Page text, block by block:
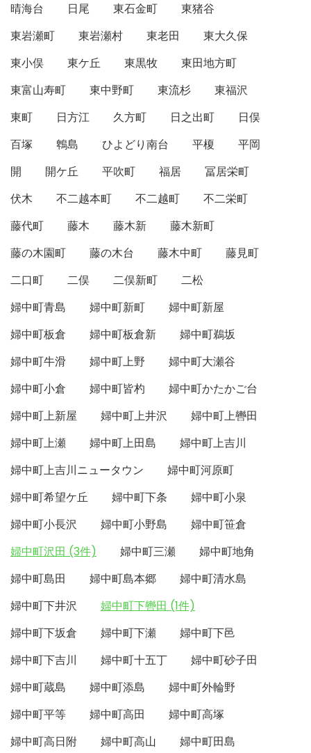
晴海台 日尾 東石金町
東猪谷
東岩瀬町
東岩瀬村 東老田
東大久保
東小俣
東ケ丘 東黒牧
東田地方町
東富山寿町
東中野町 東流杉
東福沢
東町
日方江 久方町 日之出町
日俣
百塚
鵯島 ひよどり南台 平榎
平岡
開
開ケ丘 平吹町 福居
冨居栄町
伏木
不二越本町 不二越町
不二栄町
藤代町
藤木 藤木新
藤木新町
藤の木園町
藤の木台 藤木中町
藤見町
二口町
二俣 二俣新町
二松
婦中町青島
婦中町新町
婦中町新屋
婦中町板倉
婦中町板倉新
婦中町鵜坂
婦中町牛滑
婦中町上野
婦中町大瀬谷
婦中町小倉
婦中町皆杓
婦中町かたかご台
婦中町上新屋
婦中町上井沢
婦中町上轡田
婦中町上瀬
婦中町上田島
婦中町上吉川
婦中町上吉川ニュータウン
婦中町河原町
婦中町希望ケ丘
婦中町下条
婦中町小泉
婦中町小長沢
婦中町小野島
婦中町笹倉
婦中町沢田 (3件)
婦中町三瀬
婦中町地角
婦中町島田
婦中町島本郷
婦中町清水島
婦中町下井沢
婦中町下轡田 (1件)
婦中町下坂倉
婦中町下瀬
婦中町下邑
婦中町下吉川
婦中町十五丁
婦中町砂子田
婦中町蔵島
婦中町添島
婦中町外輪野
婦中町平等
婦中町高田
婦中町高塚
婦中町高日附
婦中町高山
婦中町田島